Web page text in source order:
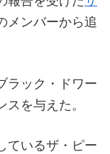
メンバーから追
ラック・ドワー
を与えた。
ているザ・ピー